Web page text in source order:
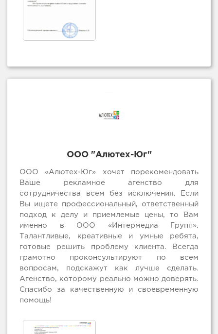
ООО "Алютех-Юг"
ООО «Алютех-Юг» хочет порекомендовать
Ваше рекламное агенство для
сотрудничества всем без исключения. Если
Вы ищете профессиональный, ответственный
подход к делу и приемлемые цены, то Вам
именно в ООО «Интермедиа Групп».
Талантливые, креативные и умные ребята,
готовые решить проблему клиента. Всегда
грамотно проконсультируют по всем
вопросам, подскажут как лучше сделать.
Агенство, которому реально можно доверять.
Спасибо за качественную и своевременную
помощь!